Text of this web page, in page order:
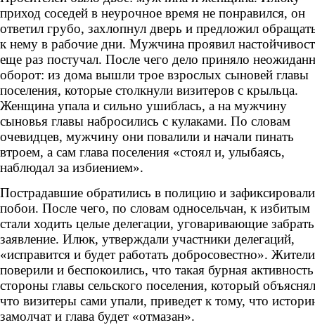
приход соседей в неурочное время не понравился, он
ответил грубо, захлопнул дверь и предложил
к нему в рабочие дни. Мужчина проявил
еще раз постучал. После чего дело приняло
оборот: из дома вышли трое взрослых сыновей главы
поселения, которые столкнули визитеров с крыльца.
Женщина упала и сильно ушиблась, а на мужчину
сыновья главы набросились с кулаками. По словам
очевидцев, мужчину они повалили и начали пинать
втроем, а сам глава поселения «стоял и, улыбаясь,
наблюдал за избиением».
Пострадавшие обратились в полицию и зафиксировали
побои. После чего, по словам односельчан, к избитым
стали ходить целые делегации, уговаривающие забрать
заявление. Илюк, утверждали участники делегаций,
«исправится и будет работать добросовестно».
поверили и беспокоились, что такая бурная
стороны главы сельского поселения, который
что визитеры сами упали, приведет к тому, что
замолчат и глава будет «отмазан».